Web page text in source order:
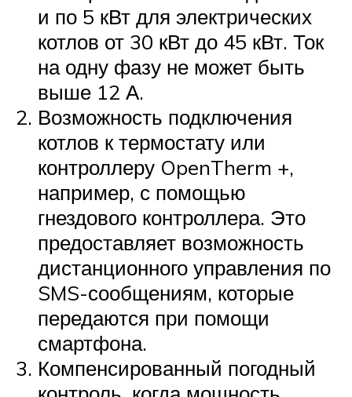
и по 5 кВт для электрических
котлов от 30 кВт до 45 кВт. Ток
на одну фазу не может быть
выше 12 А.
Возможность подключения
котлов к термостату или
контроллеру OpenTherm +,
например, с помощью
гнездового контроллера. Это
предоставляет возможность
дистанционного управления по
SMS-сообщениям, которые
передаются при помощи
смартфона.
Компенсированный погодный